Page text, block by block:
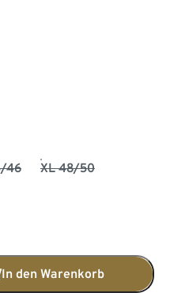
46 XL 48/50
In den Warenkorb